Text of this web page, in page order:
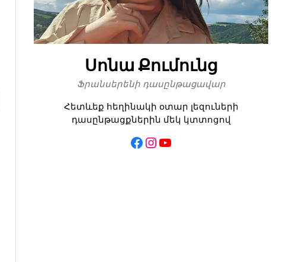
Սոնա Քումունց
Ֆրանսերենի դասընթացավար
Հետևեք հեղինակի օտար լեզուների
դասընթացքներին մեկ կտտոցով